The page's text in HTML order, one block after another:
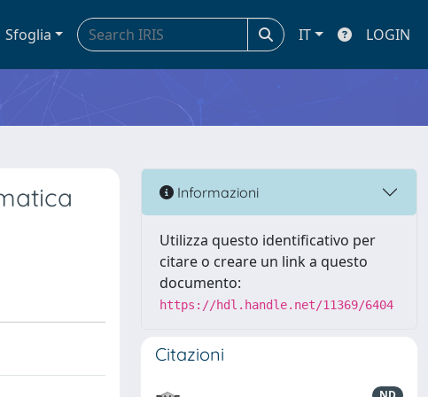
Sfoglia IT LOGIN
Informazioni
Utilizza questo identificativo per
citare o creare un link a questo
documento:
https://hdl.handle.net/11369/6404
Citazioni